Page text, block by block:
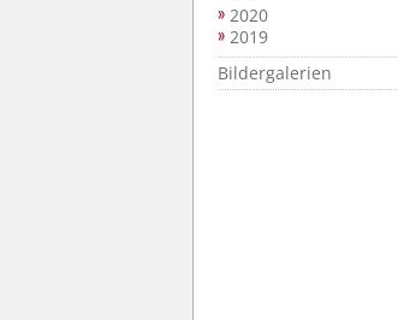
2020
2019
Bildergalerien